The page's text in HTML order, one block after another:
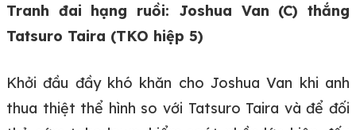
Tranh đai hạng ruồi: Joshua Van (C) thắng
Tatsuro Taira (TKO hiệp 5)
Khởi đầu đầy khó khăn cho Joshua Van khi anh
thua thiệt thể hình so với Tatsuro Taira và để đối